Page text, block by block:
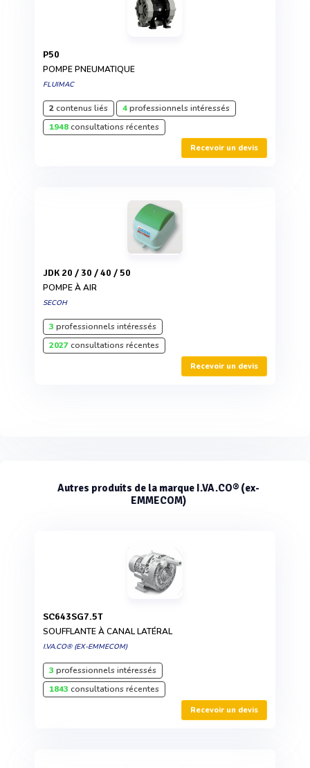
P50
POMPE PNEUMATIQUE
FLUIMAC
2contenus liés 4professionnels intéressés
1948consultations récentes
Recevoir un devis
JDK 20 / 30 / 40 / 50
POMPE À AIR
SECOH
3 professionnels intéressés
2027consultations récentes
Recevoir un devis
Autres produits de la marque I.VA.CO® (ex-
EMMECOM)
SC643SG7.5T
SOUFFLANTE À CANAL LATÉRAL
I.VA.CO® (EX-EMMECOM)
3 professionnels intéressés
1843 consultations récentes
Recevoir un devis